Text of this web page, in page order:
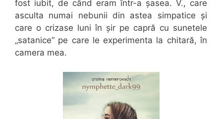
fost iubit, de când eram într-a șasea. V., care
asculta numai nebunii din astea simpatice și
care o crizase luni în șir pe capră cu sunetele
„satanice” pe care le experimenta la chitară, în
camera mea.